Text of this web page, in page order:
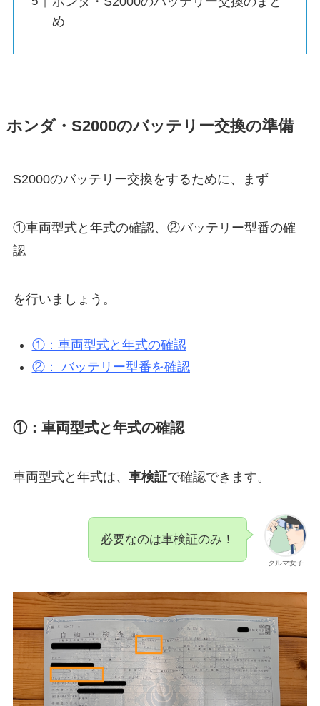
め
ホンダ・S2000のバッテリー交換の準備
S2000のバッテリー交換をするために、まず
①車両型式と年式の確認、②バッテリー型番の確
認
を行いましょう。
①：車両型式と年式の確認
②： バッテリー型番を確認
①：車両型式と年式の確認
車両型式と年式は、 車検証で確認できます。
クルマ女子
必要なのは車検証のみ！